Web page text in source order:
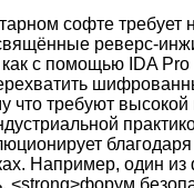
софте требует
реверс-
с помощью IDA
что требуют
Например, один